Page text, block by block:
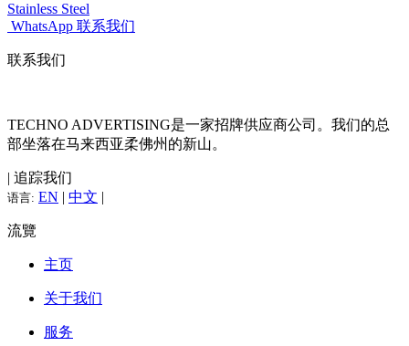
Stainless Steel
WhatsApp 联系我们
联系我们
TECHNO ADVERTISING是一家招牌供应商公司。我们的总
部坐落在马来西亚柔佛州的新山。
| 追踪我们
语言: EN 中文
流覽
主页
关于我们
服务